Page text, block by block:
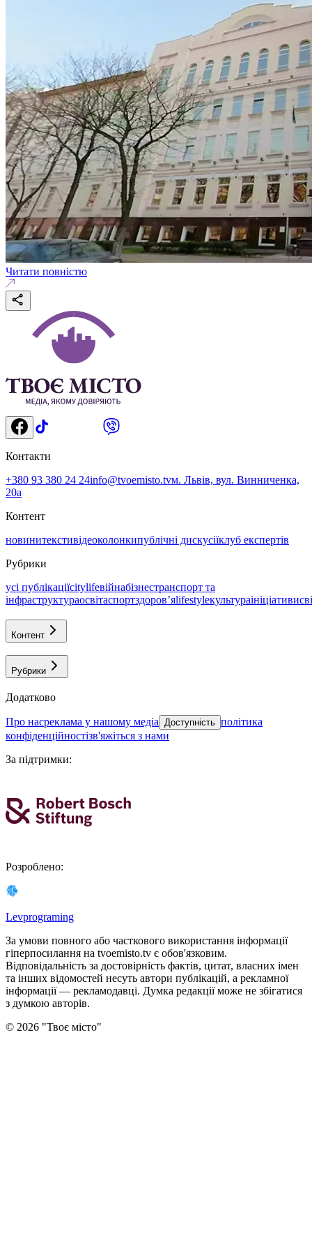
Читати повністю
Контакти
+380 93 380 24 24info@tvoemisto.tvм. Львів, вул. Винниченка,
20а
Контент
новинитекстивідеоколонкипублічні дискусіїклуб експертів
Рубрики
усі публікаціїcitylifeвійнабізнестранспорт та
інфраструктураосвітаспортздоровʼяlifestyleкультураініціативи
Контент
Рубрики
Додатково
про насреклама у нашому медіа Доступність політика
конфіденційностізв'яжіться з нами
За підтримки:
Розроблено:
Levprograming
За умови повного або часткового використання iнформацiї
гіперпосилання на tvoemisto.tv є обов'язковим.
Відповідальність за достовірність фактів, цитат, власних імен
та інших відомостей несуть автори публікацій, а рекламної
інформації — рекламодавці. Думка редакцiї може не збiгатися
з думкою авторiв.
© 2026 "Твоє місто"